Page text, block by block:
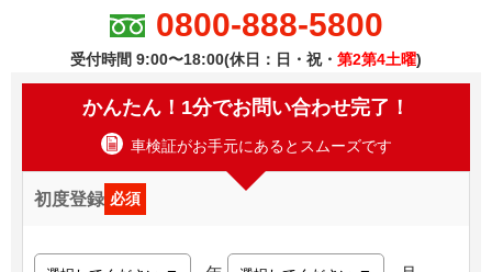
0800-888-5800
受付時間 9:00〜18:00(休日：日・祝・ 第2第4土曜)
かんたん！1分でお問い合わせ完了！
車検証がお手元にあるとスムーズです
初度登録 必須